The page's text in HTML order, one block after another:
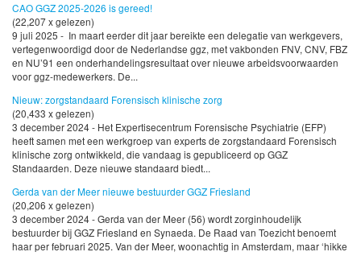
CAO GGZ 2025-2026 is gereed!
(22,207 x gelezen)
9 juli 2025 - In maart eerder dit jaar bereikte een delegatie van werkgevers,
vertegenwoordigd door de Nederlandse ggz, met vakbonden FNV, CNV, FBZ
en NU’91 een onderhandelingsresultaat over nieuwe arbeidsvoorwaarden
voor ggz-medewerkers. De...
Nieuw: zorgstandaard Forensisch klinische zorg
(20,433 x gelezen)
3 december 2024 - Het Expertisecentrum Forensische Psychiatrie (EFP)
heeft samen met een werkgroep van experts de zorgstandaard Forensisch
klinische zorg ontwikkeld, die vandaag is gepubliceerd op GGZ
Standaarden. Deze nieuwe standaard biedt...
Gerda van der Meer nieuwe bestuurder GGZ Friesland
(20,206 x gelezen)
3 december 2024 - Gerda van der Meer (56) wordt zorginhoudelijk
bestuurder bij GGZ Friesland en Synaeda. De Raad van Toezicht benoemt
haar per februari 2025. Van der Meer, woonachtig in Amsterdam, maar ‘hikke